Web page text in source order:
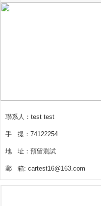
聯系人：test test
手 提：74122254
地 址：預留測試
郵 箱: cartest16@163.com